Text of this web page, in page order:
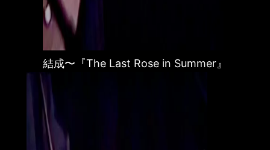
結成〜『The Last Rose in Summer』